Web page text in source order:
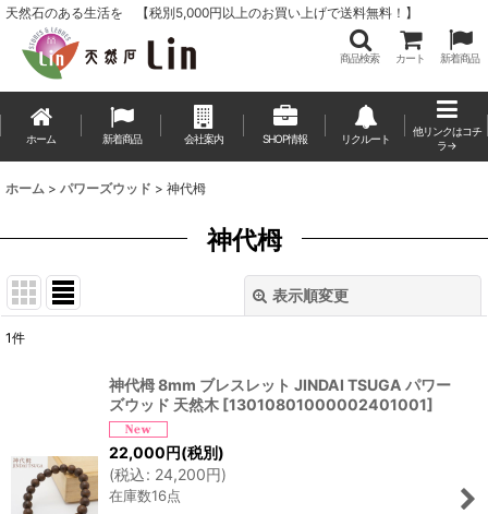
天然石のある生活を 【税別5,000円以上のお買い上げで送料無料！】
商品検索 カート 新着商品
ホーム 新着商品 会社案内 SHOP情報 リクルート
他リンクはコチ
ラ→
ホーム > パワーズウッド > 神代栂
神代栂
表示順変更
絞り込む
1件
神代栂 8mm ブレスレット JINDAI TSUGA パワー
ズウッド 天然木 [13010801000002401001]
22,000円(税別)
(税込: 24,200円)
在庫数16点